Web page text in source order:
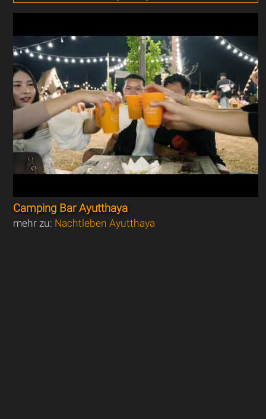
Camping Bar Ayutthaya
mehr zu: Nachtleben Ayutthaya